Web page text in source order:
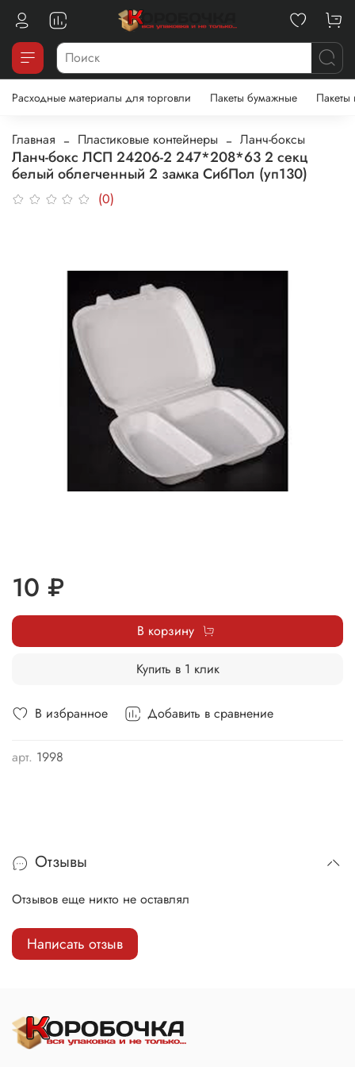
Расходные материалы для торговли Пакеты бумажные Пакеты
Главная Пластиковые контейнеры Ланч-боксы
Ланч-бокс ЛСП 24206-2 247*208*63 2 секц
белый облегченный 2 замка СибПол (уп130)
(0)
В избранное Добавить в сравнение
арт. 1998
10 ₽
В корзину
Купить в 1 клик
Отзывы
Отзывов еще никто не оставлял
Написать отзыв